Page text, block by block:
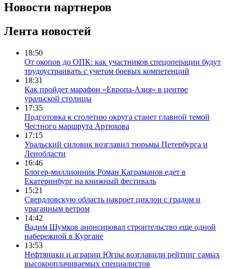
Новости партнеров
Лента новостей
18:50
От окопов до ОПК: как участников спецоперации будут
трудоустраивать с учетом боевых компетенций
18:31
Как пройдет марафон «Европа-Азия» в центре
уральской столицы
17:35
Подготовка к столетию округа станет главной темой
Честного маршрута Артюхова
17:15
Уральский силовик возглавил тюрьмы Петербурга и
Ленобласти
16:46
Блогер-миллионник Роман Каграманов едет в
Екатеринбург на книжный фестиваль
15:21
Свердловскую область накроет циклон с градом и
ураганным ветром
14:42
Вадим Шумков анонсировал строительство еще одной
набережной в Кургане
13:53
Нефтяники и аграрии Югры возглавили рейтинг самых
высокооплачиваемых специалистов